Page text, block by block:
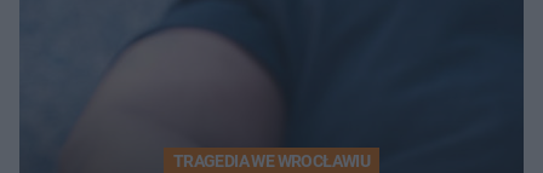
TRAGEDIA WE WROCŁAWIU